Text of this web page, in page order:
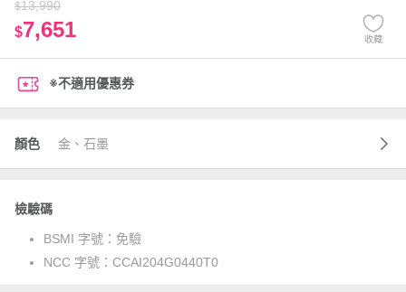
$13,990
$7,651 收藏
※不適用優惠券
顏色 金、石墨
檢驗碼
BSMI 字號： 免驗
NCC 字號： CCAI204G0440T0